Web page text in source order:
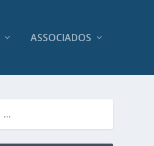
ASSOCIADOS